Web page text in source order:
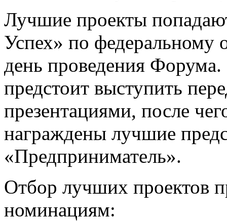
Лучшие проекты
Успех» по федеральному
день проведения
предстоит выступить
презентациями, после
награждены лучшие
«Предприниматель».
Отбор лучших проектов
номинациям: